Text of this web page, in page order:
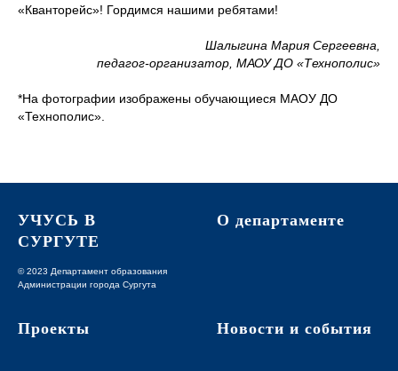
«Кванторейс»! Гордимся нашими ребятами!
Шалыгина Мария Сергеевна,
педагог-организатор, МАОУ ДО «Технополис»
*На фотографии изображены обучающиеся МАОУ ДО
«Технополис».
УЧУСЬ В
СУРГУТЕ
© 2023 Департамент образования
Администрации города Сургута
О департаменте
Проекты Новости и события